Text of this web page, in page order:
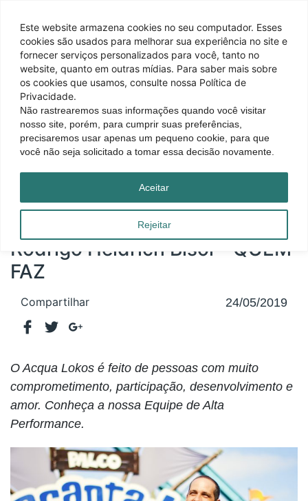
Este website armazena cookies no seu computador. Esses
cookies são usados ​​para melhorar sua experiência no site e
fornecer serviços personalizados para você, tanto no
website, quanto em outras mídias. Para saber mais sobre
os cookies que usamos, consulte nossa Política de
Privacidade.
Não rastrearemos suas informações quando você visitar
nosso site, porém, para cumprir suas preferências,
precisaremos usar apenas um pequeno cookie, para que
você não seja solicitado a tomar essa decisão novamente.
Rejeitar
Aceitar
Página inicial|Blog|Rodrigo Heidrich Bisol – QUEM FAZ
Rodrigo Heidrich Bisol – QUEM
FAZ
Compartilhar 24/05/2019
O Acqua Lokos é feito de pessoas com muito
comprometimento, participação, desenvolvimento e
amor. Conheça a nossa Equipe de Alta
Performance.